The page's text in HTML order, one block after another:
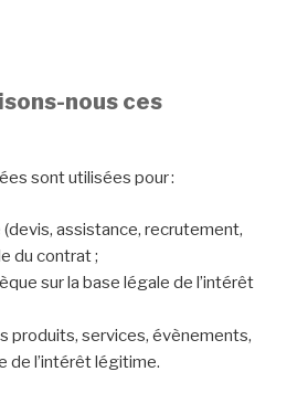
nous ces
sont utilisées pour :
assistance, recrutement,
du contrat ;
sur la base légale de l’intérêt
produits, services, évènements,
de l’intérêt légitime.